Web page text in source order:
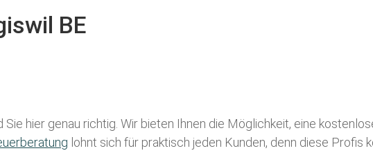
BE
Sie hier genau richtig. Wir bieten Ihnen die Möglichkeit, eine
lohnt sich für praktisch jeden Kunden, denn diese Profis